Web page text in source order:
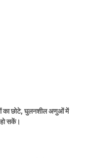
छोटे,घुलनशील अणुओं में
हो सकें।